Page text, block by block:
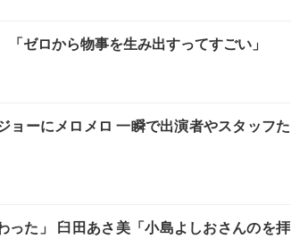
ゼロから物事を生み出すってすごい」
ョーにメロメロ 一瞬で出演者やスタッフた
った」 臼田あさ美「小島よしおさんのを拝